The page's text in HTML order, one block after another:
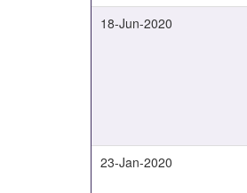
18-Jun-2020
23-Jan-2020